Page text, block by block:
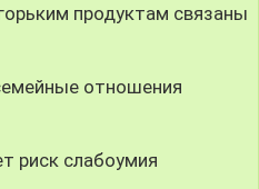
продуктам связаны
отношения
риск слабоумия